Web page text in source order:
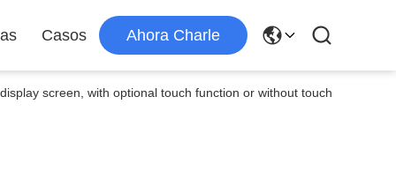
Casos Ahora Charle
screen, with optional touch function or without touch